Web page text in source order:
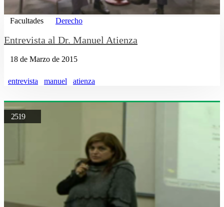
Facultades Derecho
Entrevista al Dr. Manuel Atienza
18 de Marzo de 2015
entrevista manuel atienza
2519